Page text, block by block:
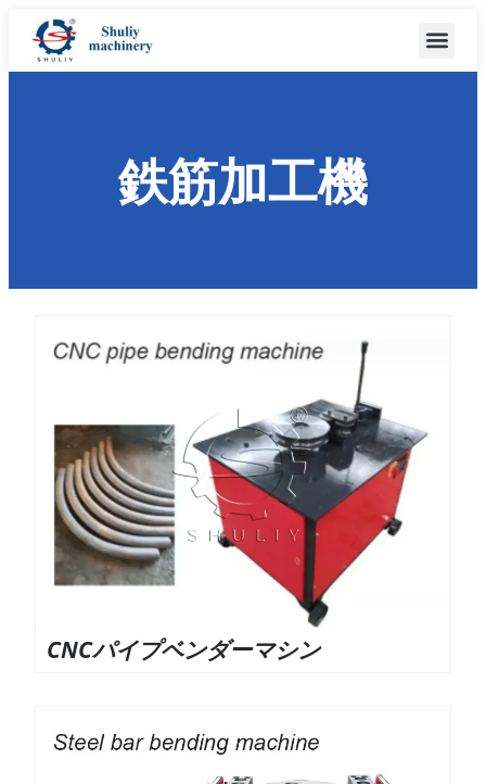
鉄筋加工機
CNCパイプベンダーマシン